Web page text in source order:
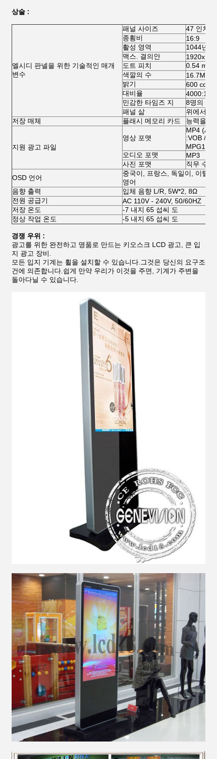
상술 :
엘시디 판넬을 위한 기술적인 매개
변수
패널 사이즈
47 인치
종횡비
16:9
활성 영역
1044년
맥스. 결의안
1920x
도트 피치
0.54
색깔의 수
16.7M
밝기
600 cd/
대비율
4000:1
민감한 타임즈 지
8명의 부
패널 삶
위에서
저장 매체
플래시 메모리 카드 능력을
지원 광고 파일
영상 포맷
MP4
:VOB /
MPG1)
오디오 포맷
MP3
사진 포맷
직무 수행
OSD 언어
중국이, 프랑스, 독일이, 이탈
영어
음향 출력
입체 음향 L/R, 5W*2, 8Ω
전원 공급기
AC 110V - 240V, 50/60HZ
저장 온도
-7 내지 65 섭씨 도
정상 작업 온도
-5 내지 65 섭씨 도
경쟁 우위 :
광고를 위한 완전하고 명품로 만드는 키오스크 LCD 광고, 큰 입
지 광고 장비.
모든 입지 기계는 휠을 설치할 수 있습니다.그것은 당신의 요구조
건에 의존합니다.쉽게 만약 우리가 이것을 주면, 기계가 주변을
돌아다닐 수 있습니다.